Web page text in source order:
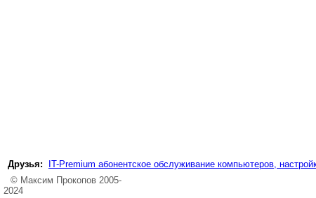
Друзья: IT-Premium абонентское обслуживание компьютеров,
© Максим Прокопов 2005-
2024